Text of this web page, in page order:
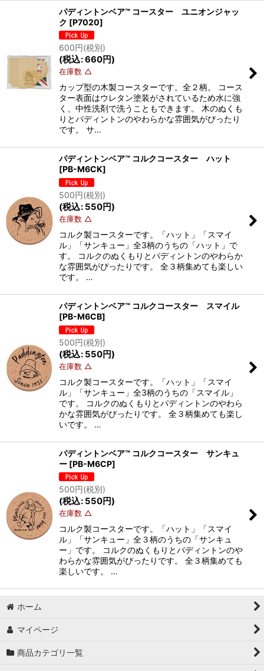
パディントンベア™ コースター ユニオンジャッ
ク [P7020]
600円(税別)
(税込:660円)
在庫数 △
カップ型の木製コースターです。全２柄。 コース
ター表面はウレタン塗装がされているため水に強
く、中性洗剤で洗うこともできます。 木のぬくも
りとパディントンのやわらかな雰囲気がぴったり
です。 サ…
パディントンベア™ コルクコースター ハット
[PB-M6CK]
500円(税別)
(税込: 550円)
在庫数 △
コルク製コースターです。「ハット」「スマイ
ル」「サンキュー」全3柄のうちの「ハット」で
す。 コルクのぬくもりとパディントンのやわらか
な雰囲気がぴったりです。 全３柄集めても楽しい
です。 …
パディントンベア™ コルクコースター スマイル
[PB-M6CB]
500円(税別)
(税込: 550円)
在庫数 △
コルク製コースターです。「ハット」「スマイ
ル」「サンキュー」全3柄のうちの「スマイル」
です。 コルクのぬくもりとパディントンのやわら
かな雰囲気がぴったりです。 全３柄集めても楽し
いです。 …
パディントンベア™ コルクコースター サンキュ
ー [PB-M6CP]
500円(税別)
(税込: 550円)
在庫数 △
コルク製コースターです。「ハット」「スマイ
ル」「サンキュー」全３柄のうちの「サンキュ
ー」です。 コルクのぬくもりとパディントンのや
わらかな雰囲気がぴったりです。 全３柄集めても
楽しいです。 …
ホーム
マイページ
商品カテゴリ一覧